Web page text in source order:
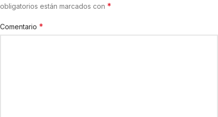
obligatorios están marcados con *
Comentario *